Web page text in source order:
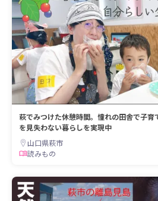
萩でみつけた休憩時間。憧れの田舎で子育
を見失わない暮らしを実現中
山口県萩市
読みもの